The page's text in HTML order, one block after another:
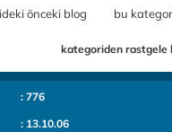
önceki blog bu
kategoriden rastgele
: 776
: 13.10.06